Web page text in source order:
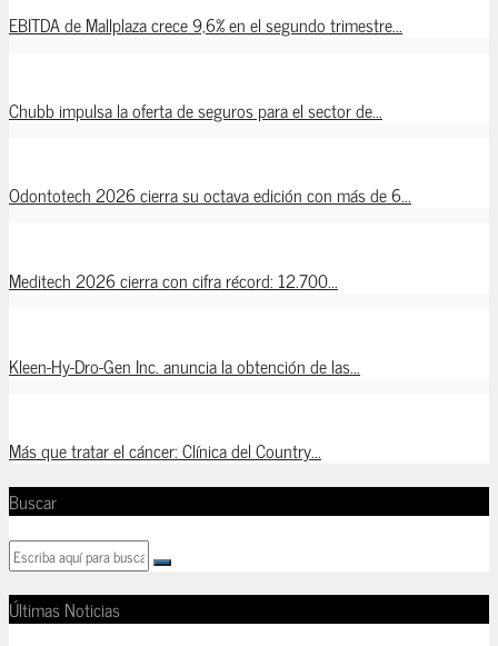
EBITDA de Mallplaza crece 9,6% en el segundo trimestre...
Chubb impulsa la oferta de seguros para el sector de...
Odontotech 2026 cierra su octava edición con más de 6...
Meditech 2026 cierra con cifra récord: 12.700...
Kleen-Hy-Dro-Gen Inc. anuncia la obtención de las...
Más que tratar el cáncer: Clínica del Country...
Buscar
Últimas Noticias